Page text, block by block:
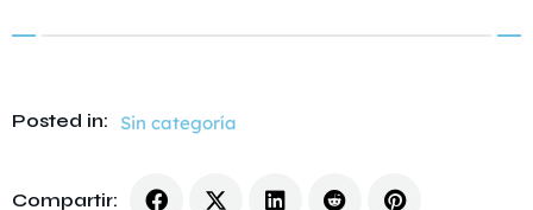
Posted in: Sin categoría
Compartir: